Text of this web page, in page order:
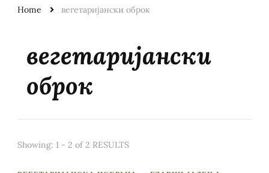
Home вегетаријански оброк
вегетаријански
оброк
Showing: 1 - 2 of 2 RESULTS